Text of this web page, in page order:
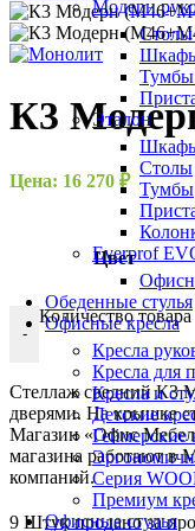
Модерн
Столы
Шкафы
Тумбы
Эталон
Столы
Тумбы
Everprof
Обеденные стулья
Офисные кресла
Кресла
Кресла для
Кресла и
Детские
Геймерские
Серия
Премиум
Офисные стулья
К3
Цена: 16 270 ₽
Цвет
-
Количество
Стеллаж средний К3
дверями. На крышке
Магазин «Офис
магазина работают в
компаний.
9 Штук продано за